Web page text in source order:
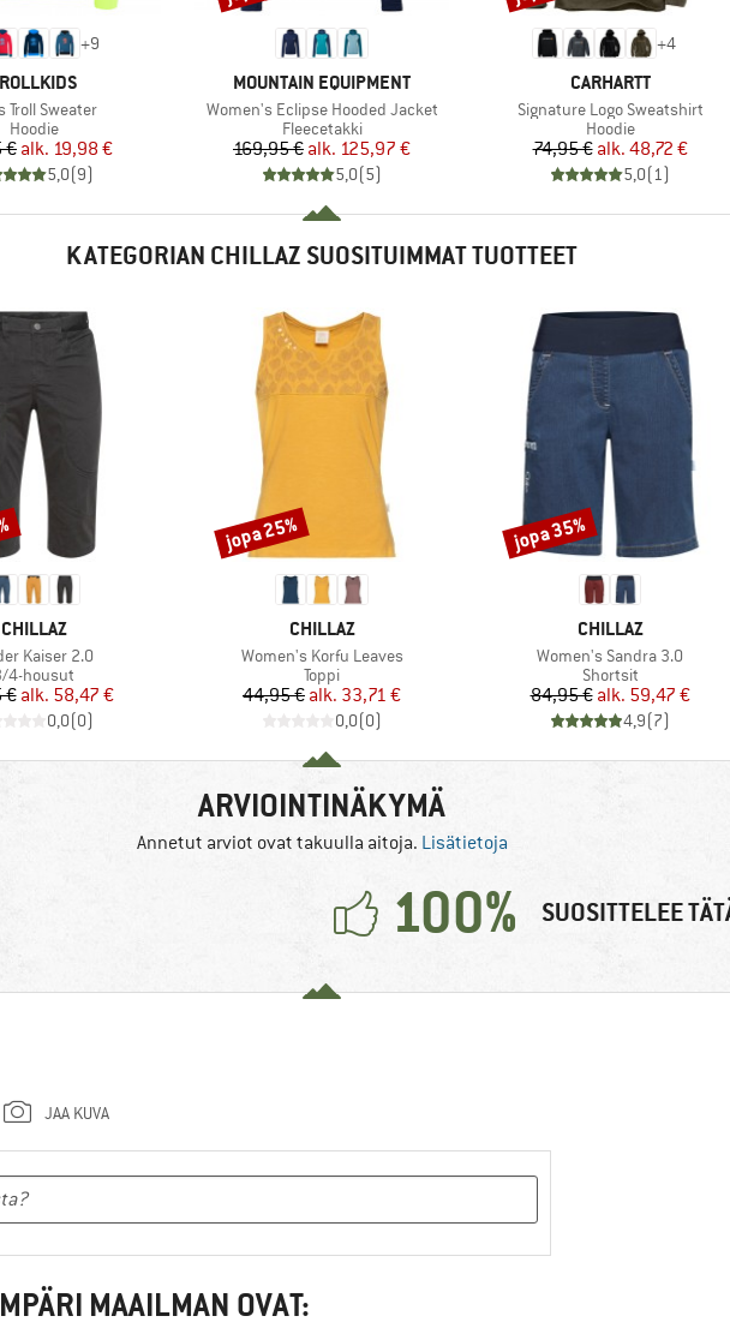
+9
Troll Sweater
Tuoteryhmä
Hoodie
Hinta
€ Alennettu hinta
alk. 19,98 €
5,0(9)
MERKKI
MOUNTAIN EQUIPMENT
Tuote
Women's Eclipse Hooded Jacket
Tuoteryhmä
Fleecetakki
Hinta
169,95 € Alennettu hinta
alk. 125,97 €
5,0(5)
+4
MERKKI
CARHARTT
Tuote
Signature Logo Sweatshirt
Tuoteryhmä
Hoodie
Hinta
74,95 € Alennettu hinta
alk. 48,72 €
5,0(1)
KATEGORIAN CHILLAZ SUOSITUIMMAT TUOTTEET
MERKKI
CHILLAZ
Kaiser 2.0
4-housut
Hinta
€ Alennettu hinta
alk. 58,47 €
0,0(0)
MERKKI
CHILLAZ
Tuote
Women's Korfu Leaves
Tuoteryhmä
Toppi
Hinta
44,95 € Alennettu hinta
alk. 33,71 €
0,0(0)
Alennus
jopa 25%
MERKKI
CHILLAZ
Tuote
Women's Sandra 3.0
Tuoteryhmä
Shortsit
Hinta
84,95 € Alennettu hinta
alk. 59,47 €
4,9(7)
Alennus
jopa 35%
ARVIOINTINÄKYMÄ
Annetut arviot ovat takuulla aitoja. Lisätietoja
100% SUOSITTELEE
JAA KUVA
MAAILMAN OVAT: